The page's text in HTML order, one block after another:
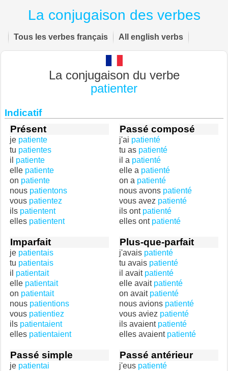
La conjugaison des verbes
Tous les verbes français All english verbs
La conjugaison du verbe
patienter
Indicatif
Présent
je patiente
tu patientes
il patiente
elle patiente
on patiente
nous patientons
vous patientez
ils patientent
elles patientent
Passé composé
j'ai patienté
tu as patienté
il a patienté
elle a patienté
on a patienté
nous avons patienté
vous avez patienté
ils ont patienté
elles ont patienté
Imparfait
je patientais
tu patientais
il patientait
elle patientait
on patientait
nous patientions
vous patientiez
ils patientaient
elles patientaient
Plus-que-parfait
j'avais patienté
tu avais patienté
il avait patienté
elle avait patienté
on avait patienté
nous avions patienté
vous aviez patienté
ils avaient patienté
elles avaient patienté
Passé simple
je patientai
Passé antérieur
j'eus patienté